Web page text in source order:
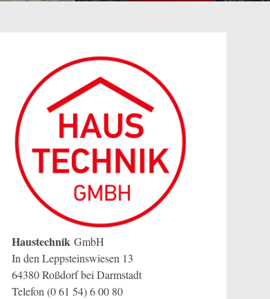
Haustechnik GmbH
In den Leppsteinswiesen 13
64380 Roßdorf bei Darmstadt
Telefon (0 61 54) 6 00 80